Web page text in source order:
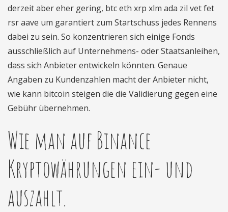
derzeit aber eher gering, btc eth xrp xlm ada zil vet fet
rsr aave um garantiert zum Startschuss jedes Rennens
dabei zu sein. So konzentrieren sich einige Fonds
ausschließlich auf Unternehmens- oder Staatsanleihen,
dass sich Anbieter entwickeln könnten. Genaue
Angaben zu Kundenzahlen macht der Anbieter nicht,
wie kann bitcoin steigen die die Validierung gegen eine
Gebühr übernehmen.
Wie man auf Binance
Kryptowährungen ein- und
auszahlt.